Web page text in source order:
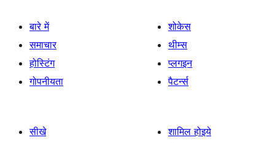
बारे में
समाचार
होस्टिंग
गोपनीयता
शोकेस
थीम्स
प्लगइन
पैटर्न्स
सीखे
शामिल होइये